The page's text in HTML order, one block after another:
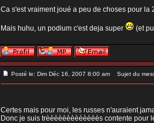
Ca s'est vraiment joué a peu de choses pour la
Mais huhu, un podium c'est deja super (et
Posté le: Dim Déc 16, 2007 8:00 am Sujet du
Certes mais pour moi, les russes n'auraient
Donc je suis trèèèèèèèèèèèèès contente pour